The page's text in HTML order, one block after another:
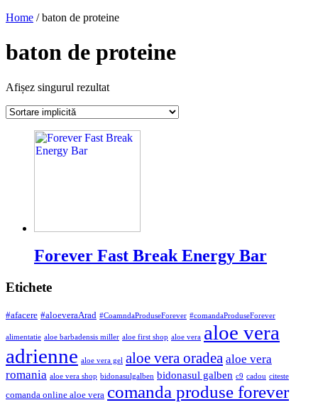
Home / baton de proteine
baton de proteine
Afișez singurul rezultat
Forever Fast Break Energy Bar
Etichete
#afacere #aloeveraArad #CoamndaProduseForever #comandaProduseForever
alimentatie aloe barbadensis miller aloe first shop aloe vera aloe vera
adrienne aloe vera gel aloe vera oradea aloe vera
romania aloe vera shop bidonasulgalben bidonasul galben c9 cadou citeste
comanda online aloe vera comanda produse forever